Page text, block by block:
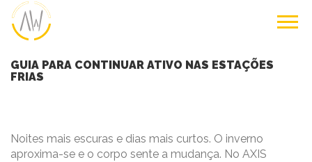
GUIA PARA CONTINUAR ATIVO NAS ESTAÇÕES
FRIAS
Noites mais escuras e dias mais curtos. O inverno
aproxima-se e o corpo sente a mudança. No AXIS